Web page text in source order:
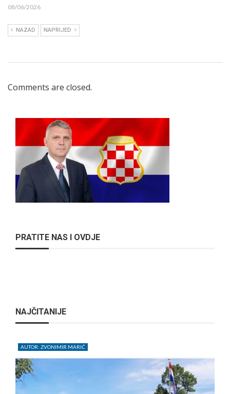
08/06/2026
NAZAD NAPRIJED
Comments are closed.
PRATITE NAS I OVDJE
NAJČITANIJE
AUTOR: ZVONIMIR MARIĆ